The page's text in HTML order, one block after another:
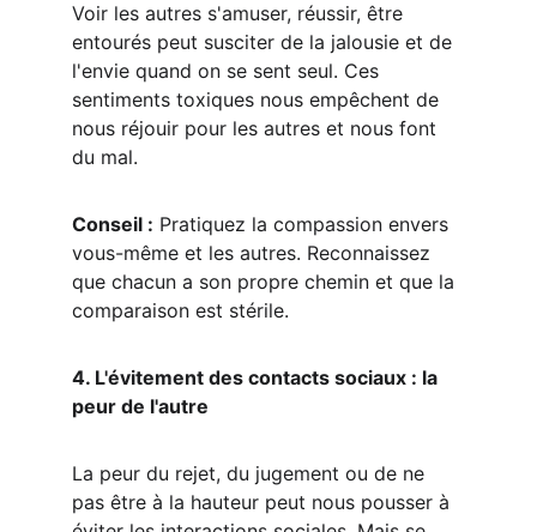
Voir les autres s'amuser, réussir, être
entourés peut susciter de la jalousie et de
l'envie quand on se sent seul. Ces
sentiments toxiques nous empêchent de
nous réjouir pour les autres et nous font
du mal.
Conseil : Pratiquez la compassion envers
vous-même et les autres. Reconnaissez
que chacun a son propre chemin et que la
comparaison est stérile.
4. L'évitement des contacts sociaux : la
peur de l'autre
La peur du rejet, du jugement ou de ne
pas être à la hauteur peut nous pousser à